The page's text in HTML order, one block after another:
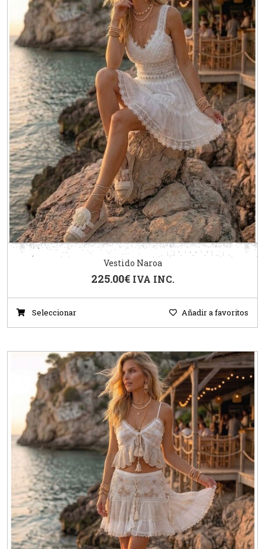
Vestido Naroa
225.00€ IVA INC.
Seleccionar Añadir a favoritos